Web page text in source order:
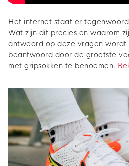
Het internet staat er
Wat zijn dit precies en waarom
antwoord op deze vragen wordt
beantwoord door de grootste
met gripsokken te benoemen.